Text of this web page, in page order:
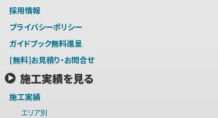
採用情報
プライバシーポリシー
ガイドブック無料進呈
[無料]お見積り・お問合せ
施工実績を見る
施工実績
エリア別